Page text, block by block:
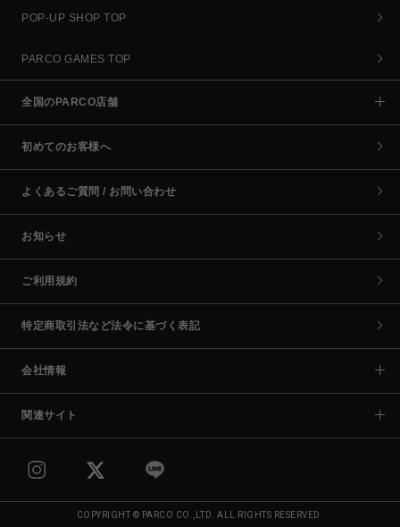
POP-UP SHOP TOP
PARCO GAMES TOP
全国のPARCO店舗
初めてのお客様へ
よくあるご質問 / お問い合わせ
お知らせ
ご利用規約
特定商取引法など法令に基づく表記
会社情報
関連サイト
COPYRIGHT © PARCO CO.,LTD. ALL RIGHTS RESERVED.